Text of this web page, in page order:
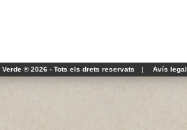
Verde ® 2026 - Tots els drets reservats | Avís legal